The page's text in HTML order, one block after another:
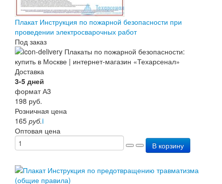
Плакат Инструкция по пожарной безопасности при
проведении электросварочных работ
Под заказ
Доставка
3-5 дней
формат А3
198 руб.
Розничная цена
165 руб.i
Оптовая цена
В корзину